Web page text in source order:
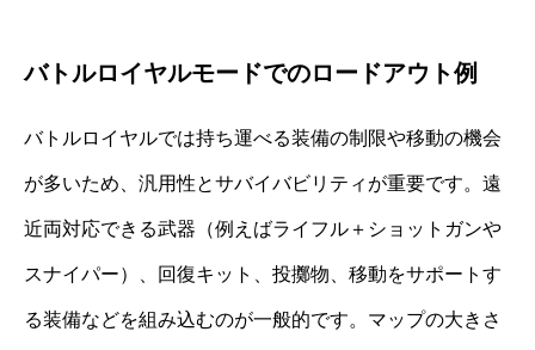
バトルロイヤルモードでのロードアウト例
バトルロイヤルでは持ち運べる装備の制限や移動の機会
が多いため、汎用性とサバイバビリティが重要です。遠
近両対応できる武器（例えばライフル＋ショットガンや
スナイパー）、回復キット、投擲物、移動をサポートす
る装備などを組み込むのが一般的です。マップの大きさ